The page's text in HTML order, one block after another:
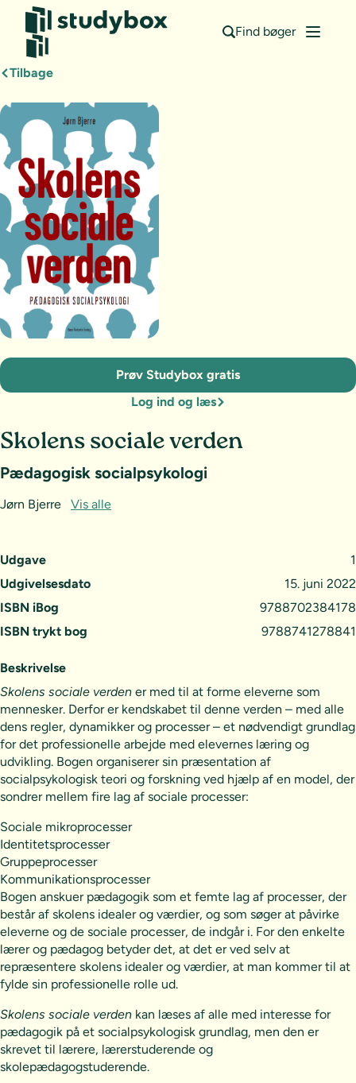
Find bøger
Tilbage
Udgave
1
Udgivelsesdato
15. juni 2022
ISBN iBog
9788702384178
ISBN trykt bog
9788741278841
Skolens sociale verden
Pædagogisk socialpsykologi
Jørn Bjerre Vis alle
Prøv Studybox gratis
Log ind og læs
Beskrivelse
Skolens sociale verden er med til at forme eleverne som
mennesker. Derfor er kendskabet til denne verden – med alle
dens regler, dynamikker og processer – et nødvendigt grundlag
for det professionelle arbejde med elevernes læring og
udvikling. Bogen organiserer sin præsentation af
socialpsykologisk teori og forskning ved hjælp af en model, der
sondrer mellem fire lag af sociale processer:
Sociale mikroprocesser
Identitetsprocesser
Gruppeprocesser
Kommunikationsprocesser
Bogen anskuer pædagogik som et femte lag af processer, der
består af skolens idealer og værdier, og som søger at påvirke
eleverne og de sociale processer, de indgår i. For den enkelte
lærer og pædagog betyder det, at det er ved selv at
repræsentere skolens idealer og værdier, at man kommer til at
fylde sin professionelle rolle ud.
Skolens sociale verden kan læses af alle med interesse for
pædagogik på et socialpsykologisk grundlag, men den er
skrevet til lærere, lærerstuderende og
skolepædagogstuderende.